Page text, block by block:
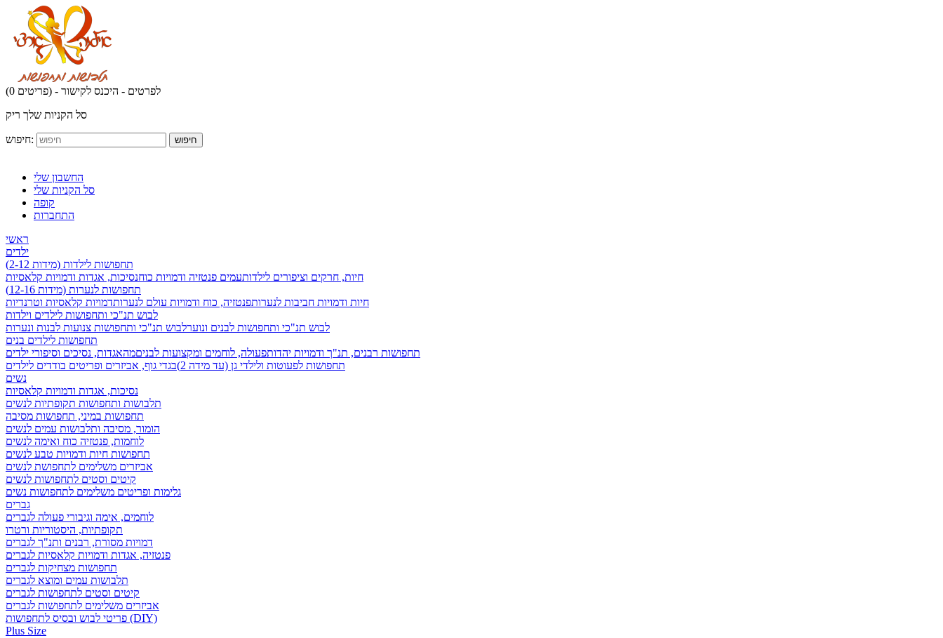
(0 פריטים) - לפרטים - היכנס לקישור
סל הקניות שלך ריק
חיפוש: חיפוש
החשבון שלי
סל הקניות שלי
קופה
התחברות
ראשי
ילדים
תחפושות לילדות (מידות 2-12)
חיות, חרקים וציפורים לילדותעמים פנטזיה ודמויות כוחנסיכות, אגדות ודמויות קלאסיות
תחפושות לנערות (מידות 12-16)
חיות ודמויות חביבות לנערותפנטזיה, כוח ודמויות עולם לנערותדמויות קלאסיות וטרנדיות
לבוש תנ"כי ותחפושות לילדים וילדות
לבוש תנ"כי ותחפושות לבנים ונוערלבוש תנ"כי ותחפושות צנועות לבנות ונערות
תחפושות לילדים בנים
תחפושות רבנים, תנ"ך ודמויות יהדותפעולה, לוחמים ומקצועות לבניםמהאגדות, נסיכים וסיפורי ילדים
תחפושות לפעוטות ולילדי גן (עד מידה 2)
בגדי גוף, אביזרים ופריטים בודדים לילדים
נשים
נסיכות, אגדות ודמויות קלאסיות
תלבושות ותחפושות תקופתיות לנשים
תחפושות במיני, תחפושות מסיבה
הומור, מסיבה ותלבושות עמים לנשים
לוחמות, פנטזיה כוח ואימה לנשים
תחפושות חיות ודמויות טבע לנשים
אביזרים משלימים לתחפושת לנשים
קיטים וסטים לתחפושות לנשים
גלימות ופריטים משלימים לתחפושות נשים
גברים
לוחמים, אימה וגיבורי פעולה לגברים
תקופתיות, היסטוריות ורטרו
דמויות מסורת, רבנים ותנ"ך לגברים
פנטזיה, אגדות ודמויות קלאסיות לגברים
תחפושות מצחיקות לגברים
תלבושות עמים ומוצא לגברים
קיטים וסטים לתחפושות לגברים
אביזרים משלימים לתחפושות לגברים
פריטי לבוש ובסיס לתחפושות (DIY)
Plus Size